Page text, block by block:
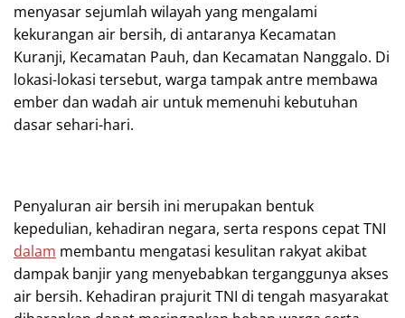
menyasar sejumlah wilayah yang mengalami
kekurangan air bersih, di antaranya Kecamatan
Kuranji, Kecamatan Pauh, dan Kecamatan Nanggalo. Di
lokasi-lokasi tersebut, warga tampak antre membawa
ember dan wadah air untuk memenuhi kebutuhan
dasar sehari-hari.
Penyaluran air bersih ini merupakan bentuk
kepedulian, kehadiran negara, serta respons cepat TNI
dalam membantu mengatasi kesulitan rakyat akibat
dampak banjir yang menyebabkan terganggunya akses
air bersih. Kehadiran prajurit TNI di tengah masyarakat